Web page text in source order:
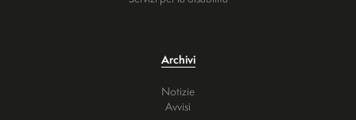
Archivi
Notizie
Avvisi